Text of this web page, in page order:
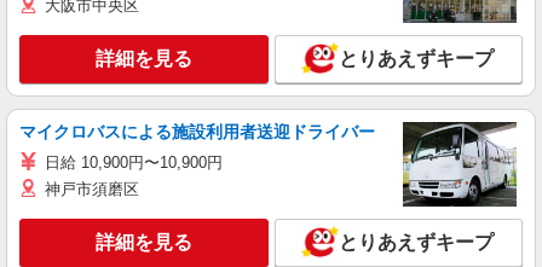
大阪市中央区
詳細を見る とりあえずキープ
マイクロバスによる施設利用者送迎ドライバー
日給 10,900円〜10,900円
神戸市須磨区
詳細を見る とりあえずキープ